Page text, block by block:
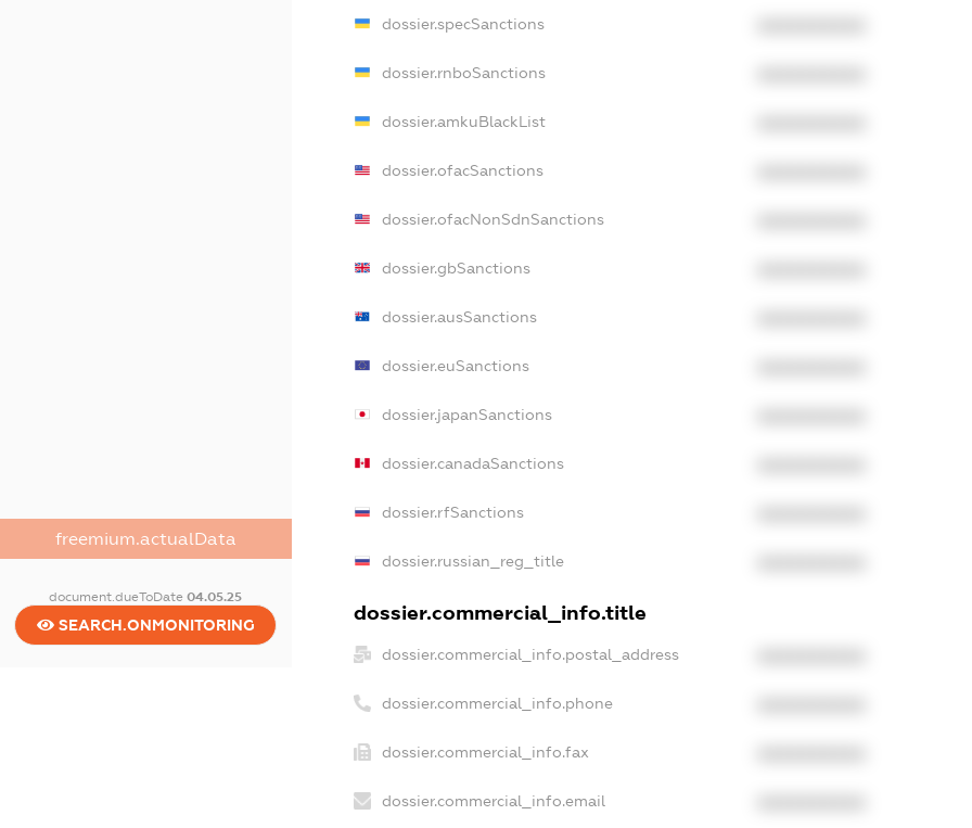
freemium.actualData
document.dueToDate04.05.25
SEARCH.ONMONITORING
dossier.specSanctions
dossier.rnboSanctions
dossier.amkuBlackList
dossier.ofacSanctions
dossier.ofacNonSdnSanctions
dossier.gbSanctions
dossier.ausSanctions
dossier.euSanctions
dossier.japanSanctions
dossier.canadaSanctions
dossier.rfSanctions
dossier.russian_reg_title
dossier.commercial_info.title
dossier.commercial_info.postal_address
dossier.commercial_info.phone
dossier.commercial_info.fax
dossier.commercial_info.email